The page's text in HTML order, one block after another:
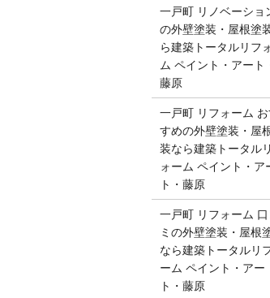
一戸町 リノベーショ
の外壁塗装・屋根塗
ら建築トータルリフ
ム ペイント・アート
藤原
一戸町 リフォーム お
すめの外壁塗装・屋
装なら建築トータル
ォーム ペイント・ア
ト・藤原
一戸町 リフォーム 口
ミの外壁塗装・屋根
なら建築トータルリ
ーム ペイント・アー
ト・藤原